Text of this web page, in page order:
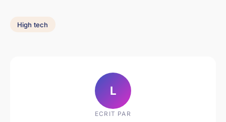
High tech
L
ECRIT PAR